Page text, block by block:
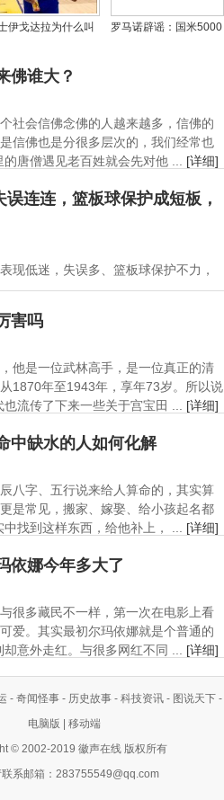
伊戈达拉为什么叫
林长的很像对比照
罗马诺辟谣：国米5000
佛谁大？
社会信佛念佛的人越来越多，信佛的
信佛也是分很多层次的，我们经常也
唐僧遇见老百姓就会先对他 ... [详细]
连连，篮板球保护成短板，
现低迷，失误多、篮板球保护不力，
害吗
他是一位武林高手，是一位真正的清
1870年至1943年，享年73岁。所以说
流传了下来一些关于宫宝田 ... [详细]
中缺水的人如何化解
八字、五行说来给人算命的，其实算
是常见，搬家、嫁娶、给小孩起名都
找到这样东西，给他补上， ... [详细]
依娜今年多大了
很多藏民不一样，第一次在电影上看
爱。其实最初尔玛依娜就是个普通的
意外走红。与很多网红不同 ... [详细]
- 奇闻怪事 - 历史故事 - 科技资讯 - 图说天下 -
电脑版
移动端
© 2002-2019 徽声在线 版权所有
系邮箱： 283755549@qq.com